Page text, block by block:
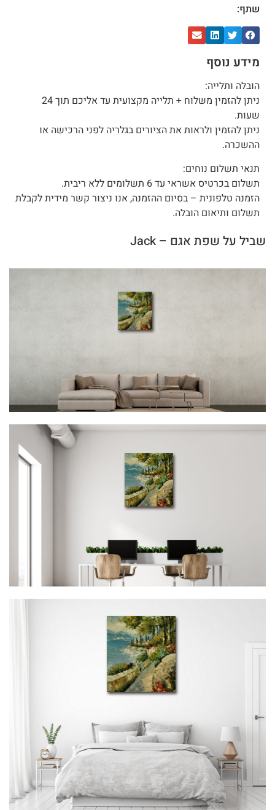
שתף:
מידע נוסף
הובלה ותלייה:
ניתן להזמין משלוח + תלייה מקצועית עד אליכם תוך 24
שעות.
ניתן להזמין ולראות את הציורים בגלריה לפני הרכישה או
ההשכרה.
תנאי תשלום נוחים:
תשלום בכרטיס אשראי עד 6 תשלומים ללא ריבית.
הזמנה טלפונית – בסיום ההזמנה, אנו ניצור קשר מידית לקבלת
תשלום ותיאום הובלה.
שביל על שפת אגם – Jack